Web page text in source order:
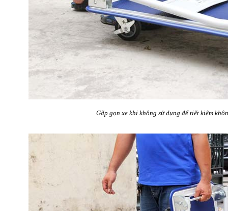
Gấp gọn xe khi không sử dụng để tiết kiệm